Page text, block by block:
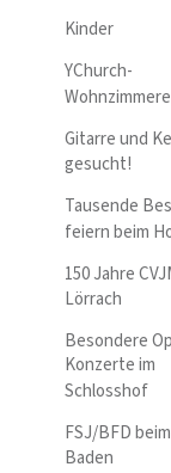
Kinder
YChurch-
Gitarre und
gesucht!
Tausende
feiern beim
150 Jahre
Lörrach
Besondere
Konzerte im
Schlosshof
FSJ/BFD
Baden